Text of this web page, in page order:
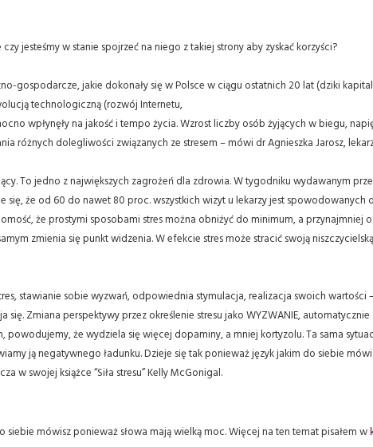
jesteśmy w stanie spojrzeć na niego z takiej strony aby zyskać korzyści?
gospodarcze, jakie dokonały się w Polsce w ciągu ostatnich 20 lat (dziki
technologiczną (rozwój Internetu,
wpłynęły na jakość i tempo życia. Wzrost liczby osób żyjących w biegu,
różnych dolegliwości związanych ze stresem – mówi dr Agnieszka Jarosz,
To jedno z największych zagrożeń dla zdrowia. W tygodniku wydawanym
się, że od 60 do nawet 80 proc. wszystkich wizyt u lekarzy jest
że prostymi sposobami stres można obniżyć do minimum, a przynajmniej
zmienia się punkt widzenia. W efekcie stres może stracić swoją
stawianie sobie wyzwań, odpowiednia stymulacja, realizacja swoich
się. Zmiana perspektywy przez określenie stresu jako WYZWANIE,
powodujemy, że wydziela się więcej dopaminy, a mniej kortyzolu. Ta sama
ją negatywnego ładunku. Dzieje się tak ponieważ język jakim do siebie
w swojej książce “Siła stresu” Kelly McGonigal.
siebie mówisz ponieważ słowa mają wielką moc. Więcej na ten temat pisałem w